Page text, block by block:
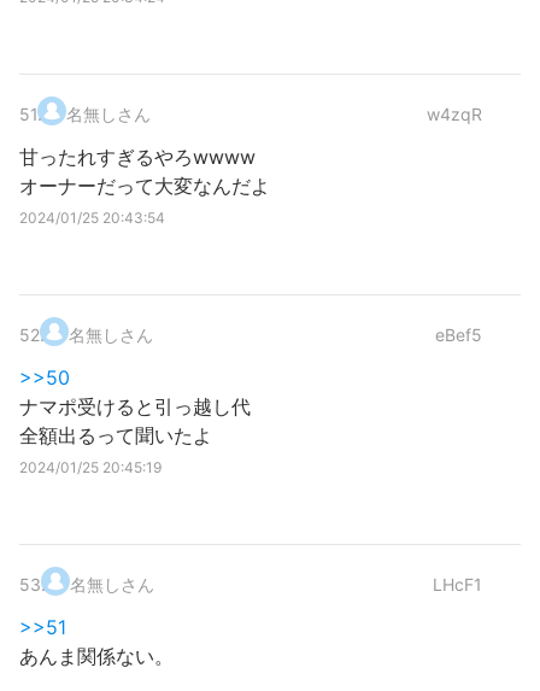
51. 名無しさん w4zqR
甘ったれすぎるやろwwww
オーナーだって大変なんだよ
2024/01/25 20:43:54
52. 名無しさん eBef5
>>50
ナマポ受けると引っ越し代
全額出るって聞いたよ
2024/01/25 20:45:19
53. 名無しさん LHcF1
>>51
あんま関係ない。